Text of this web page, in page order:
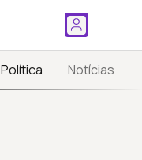
Política Notícias